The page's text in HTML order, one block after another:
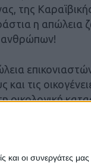
και οι συνεργάτες
της
η απώλεια
ανθρώπων!
και τις
οικολογική
σύμφωνα με
χιλιάδες